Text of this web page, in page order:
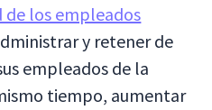
los empleados
y retener de
empleados de la
tiempo, aumentar